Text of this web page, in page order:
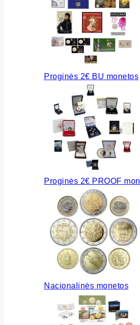
Proginės 2€ BU monetos
Proginės 2€ PROOF
Nacionalinės monetos